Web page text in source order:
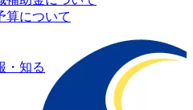
算について
・知る